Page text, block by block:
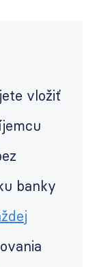
vložiť
banky